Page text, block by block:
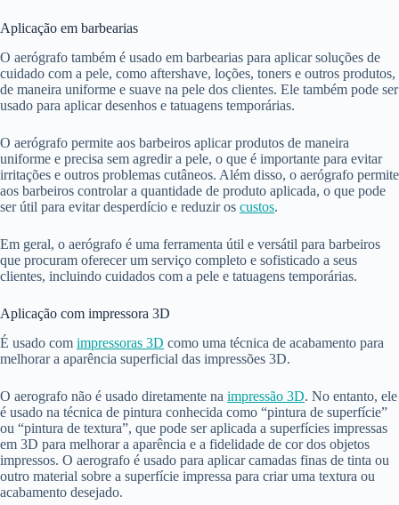
Aplicação em barbearias
O aerógrafo também é usado em barbearias para aplicar soluções de
cuidado com a pele, como aftershave, loções, toners e outros produtos,
de maneira uniforme e suave na pele dos clientes. Ele também pode ser
usado para aplicar desenhos e tatuagens temporárias.
O aerógrafo permite aos barbeiros aplicar produtos de maneira
uniforme e precisa sem agredir a pele, o que é importante para evitar
irritações e outros problemas cutâneos. Além disso, o aerógrafo permite
aos barbeiros controlar a quantidade de produto aplicada, o que pode
ser útil para evitar desperdício e reduzir os custos.
Em geral, o aerógrafo é uma ferramenta útil e versátil para barbeiros
que procuram oferecer um serviço completo e sofisticado a seus
clientes, incluindo cuidados com a pele e tatuagens temporárias.
Aplicação com impressora 3D
É usado com impressoras 3D como uma técnica de acabamento para
melhorar a aparência superficial das impressões 3D.
O aerografo não é usado diretamente na impressão 3D. No entanto, ele
é usado na técnica de pintura conhecida como “pintura de superfície”
ou “pintura de textura”, que pode ser aplicada a superfícies impressas
em 3D para melhorar a aparência e a fidelidade de cor dos objetos
impressos. O aerografo é usado para aplicar camadas finas de tinta ou
outro material sobre a superfície impressa para criar uma textura ou
acabamento desejado.